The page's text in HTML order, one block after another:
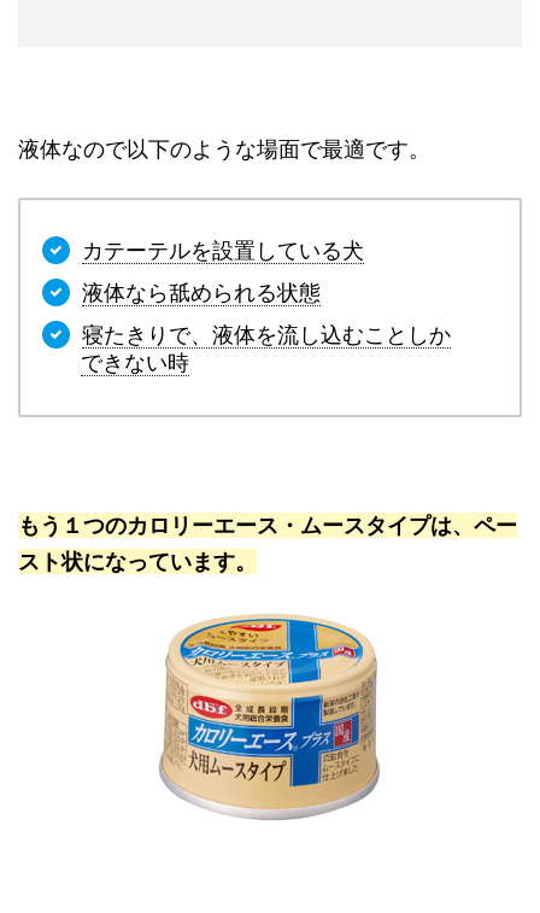
液体なので以下のような場面で最適です。
カテーテルを設置している犬
液体なら舐められる状態
寝たきりで、液体を流し込むことしか
できない時
もう１つのカロリーエース・ムースタイプは、ペー
スト状になっています。